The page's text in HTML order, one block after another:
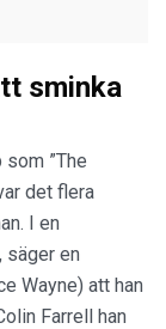
sminka
”The
det flera
I en
, säger en
Wayne) att han
Farrell han